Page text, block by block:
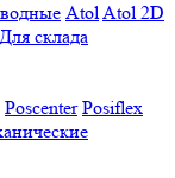
AtolAtol 2D
Для склада
Poscenter Posiflex